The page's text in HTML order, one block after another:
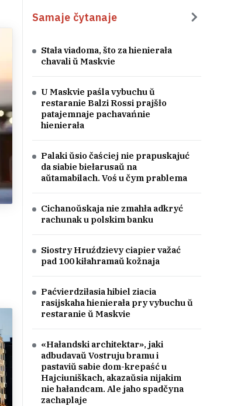
Samaje čytanaje
Stała viadoma, što za hienierała
chavali ŭ Maskvie
U Maskvie paśla vybuchu ŭ
restaranie Balzi Rossi prajšło
patajemnaje pachavańnie
hienierała
Palaki ŭsio čaściej nie prapuskajuć
da siabie biełarusaŭ na
aŭtamabilach. Voś u čym prablema
Cichanoŭskaja nie zmahła adkryć
rachunak u polskim banku
Siostry Hruździevy ciapier važać
pad 100 kiłahramaŭ kožnaja
Paćvierdziłasia hibiel ziacia
rasijskaha hienierała pry vybuchu ŭ
restaranie ŭ Maskvie
«Hałandski architektar», jaki
adbudavaŭ Vostruju bramu i
pastaviŭ sabie dom-krepaść u
Hajciuniškach, akazaŭsia nijakim
nie hałandcam. Ale jaho spadčyna
zachaplaje